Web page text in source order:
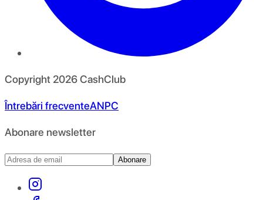
Copyright 2026CashClub
Întrebări frecventeANPC
Abonare newsletter
Abonare